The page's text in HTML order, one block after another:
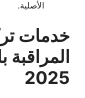
الأصلية.
خدمات
المراقبة
2025